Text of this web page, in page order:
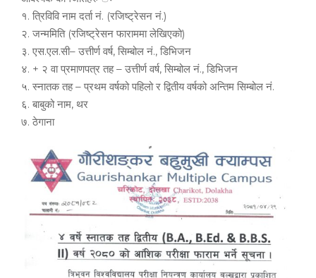
१. त्रिविवि नाम दर्ता नं. (रजिष्ट्रेसन नं.)
२. जन्ममिति (रजिष्ट्रेसन फाराममा लेखिएको)
३. एस.एल.सी– उत्तीर्ण वर्ष, सिम्बोल नं., डिभिजन
४. + २ वा प्रमाणपत्र तह – उत्तीर्ण वर्ष, सिम्बोल नं., डिभिजन
५. स्नातक तह – प्रथम वर्षको पहिलो र द्वितीय वर्षको अन्तिम सिम्बोल नं.
६. बाबुको नाम, थर
७. ठेगाना